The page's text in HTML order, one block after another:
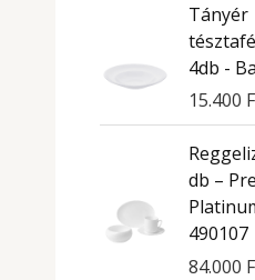
Tányér
4db -
15.400
db –
490107
84.000